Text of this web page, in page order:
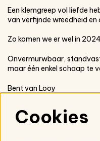
Een klemgreep vol liefde
van verfijnde wreedheid
Zo komen we er wel in
Onvermurwbaar,
maar één enkel schaap te
Bent van Looy
terug naar het overzicht
Cookies